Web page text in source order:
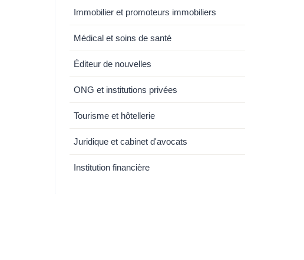
Immobilier et promoteurs immobiliers
Médical et soins de santé
Éditeur de nouvelles
ONG et institutions privées
Tourisme et hôtellerie
Juridique et cabinet d'avocats
Institution financière